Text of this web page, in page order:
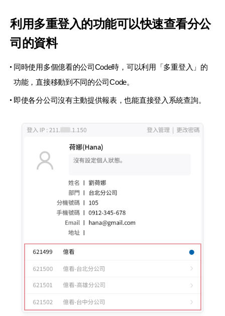
利用多重登入的功能可以快速查看分公
司的資料
同時使用多個億看的公司Code時，可以利用「多重登入」的
功能，直接移動到不同的公司Code。
即使各分公司沒有主動提供報表，也能直接登入系統查詢。